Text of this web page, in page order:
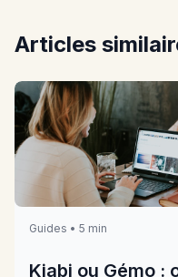
Articles
Guides • 5 min
Kiabi ou Gémo :